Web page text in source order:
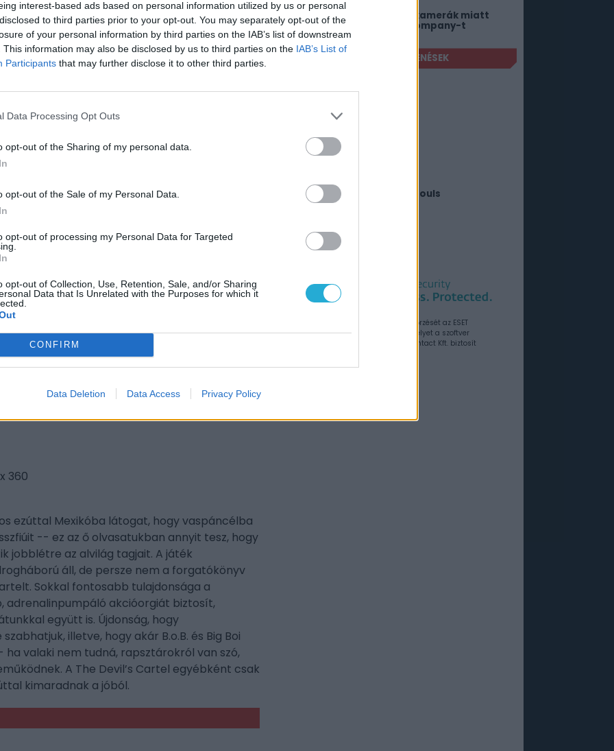
interest-based ads based on personal information utilized by us or personal
to third parties prior to your opt-out. You may separately opt-out of the
of your personal information by third parties on the IAB’s list of downstream
This information may also be disclosed by us to third parties on the IAB’s List of
Participants that may further disclose it to other third parties.
Data Processing Opt Outs
opt-out of the Sharing of my personal data.
opt-out of the Sale of my Personal Data.
opt-out of processing my Personal Data for Targeted
opt-out of Collection, Use, Retention, Sale, and/or Sharing
Data that Is Unrelated with the Purposes for which it
CONFIRM
Data Deletion Data Access Privacy Policy
késő a héten: végre megjelenik a
a Counter-Strike alkotója, Minh Le fejéből
kihegyezett FPS-t kapunk, melyben a
egymással, míg viszont a CS-ben rendre
bombatelepítés), addig a TI-ben
más élmény: előfordulhat, hogy egy
pedig egy autós üldözés kellős közepébe
játéktervezés, sok fegyver és átlagos, de a
grafika társul. Üröm az örömben, hogy a
érvényes. Trükközéssel nálunk is elérhető
de a teljesen hivatalos európai premier
360
ezúttal Mexikóba látogat, hogy vaspáncélba
-- ez az ő olvasatukban annyit tesz, hogy
jobblétre az alvilág tagjait. A játék
áll, de persze nem a forgatókönyv
Sokkal fontosabb tulajdonsága a
adrenalinpumpáló akcióorgiát biztosít,
együtt is. Újdonság, hogy
illetve, hogy akár B.o.B. és Big Boi
valaki nem tudná, rapsztárokról van szó,
A The Devil’s Cartel egyébként csak
kimaradnak a jóból.
A mosdókban elrejtett kamerák miatt
perlik a The Pokémon Company-t
LEGFRISSEBB JÁTÉKMEGJELENÉSEK
The Sinking City 2
2026. augusztus 18.
Hell Let Loose: Vietnam
Marvel Tokon: Fighting Souls
Echoes of Aincrad
2026. július 10.
A szerkesztőségi anyagok vírusellenőrzését az ESET
programcsomagokkal végezzük, amelyet a szoftver
magyarországi forgalmazója, a Sicontact Kft. biztosít